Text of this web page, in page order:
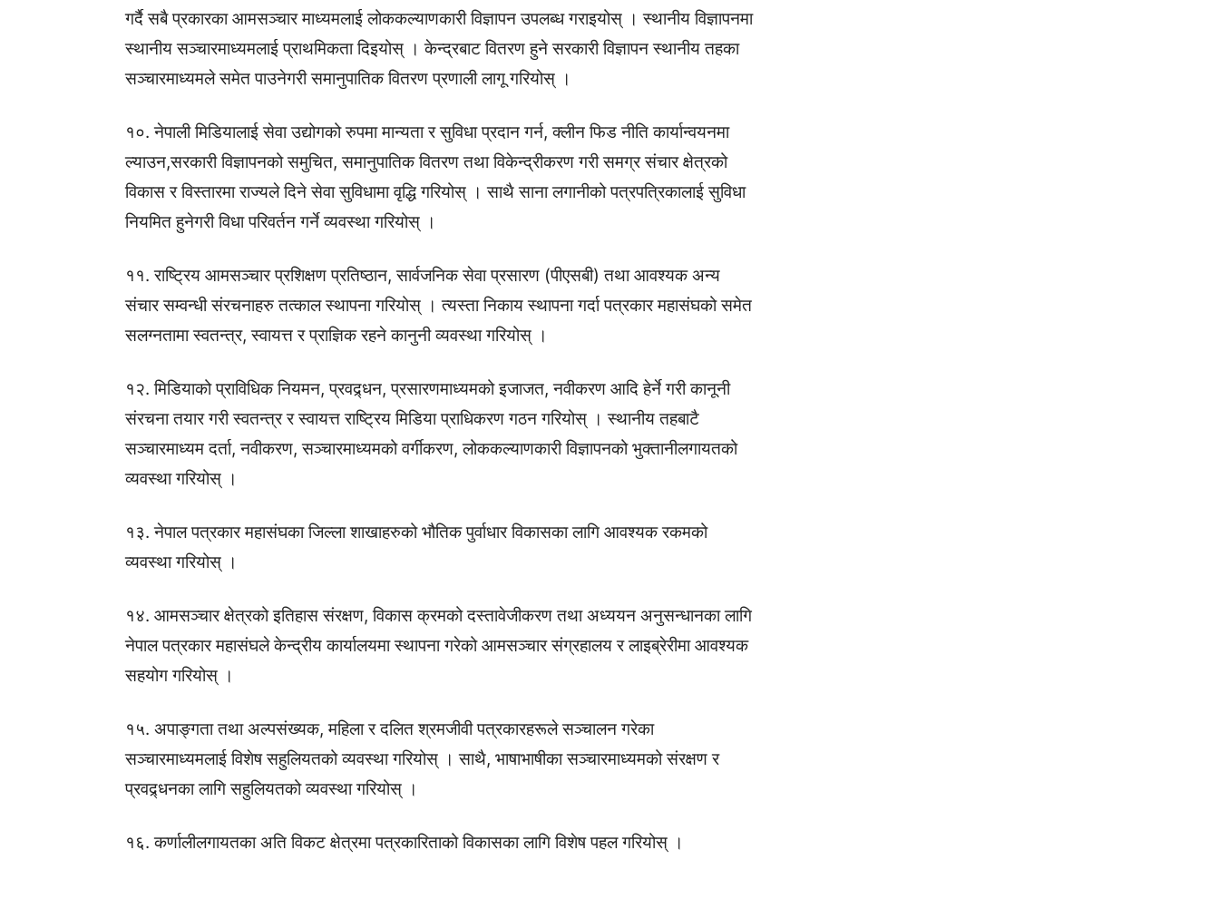
गर्दै सबै प्रकारका आमसञ्चार माध्यमलाई लोककल्याणकारी विज्ञापन उपलब्ध गराइयोस् । स्थानीय विज्ञापनमा
स्थानीय सञ्चारमाध्यमलाई प्राथमिकता दिइयोस् । केन्द्रबाट वितरण हुने सरकारी विज्ञापन स्थानीय तहका
सञ्चारमाध्यमले समेत पाउनेगरी समानुपातिक वितरण प्रणाली लागू गरियोस् ।
१०. नेपाली मिडियालाई सेवा उद्योगको रुपमा मान्यता र सुविधा प्रदान गर्न, क्लीन फिड नीति कार्यान्वयनमा
ल्याउन,सरकारी विज्ञापनको समुचित, समानुपातिक वितरण तथा विकेन्द्रीकरण गरी समग्र संचार क्षेत्रको
विकास र विस्तारमा राज्यले दिने सेवा सुविधामा वृद्धि गरियोस् । साथै साना लगानीको पत्रपत्रिकालाई सुविधा
नियमित हुनेगरी विधा परिवर्तन गर्ने व्यवस्था गरियोस् ।
११. राष्ट्रिय आमसञ्चार प्रशिक्षण प्रतिष्ठान, सार्वजनिक सेवा प्रसारण (पीएसबी) तथा आवश्यक अन्य
संचार सम्वन्धी संरचनाहरु तत्काल स्थापना गरियोस् । त्यस्ता निकाय स्थापना गर्दा पत्रकार महासंघको समेत
सलग्नतामा स्वतन्त्र, स्वायत्त र प्राज्ञिक रहने कानुनी व्यवस्था गरियोस् ।
१२. मिडियाको प्राविधिक नियमन, प्रवद्र्धन, प्रसारणमाध्यमको इजाजत, नवीकरण आदि हेर्ने गरी कानूनी
संरचना तयार गरी स्वतन्त्र र स्वायत्त राष्ट्रिय मिडिया प्राधिकरण गठन गरियोस् । स्थानीय तहबाटै
सञ्चारमाध्यम दर्ता, नवीकरण, सञ्चारमाध्यमको वर्गीकरण, लोककल्याणकारी विज्ञापनको भुक्तानीलगायतको
व्यवस्था गरियोस् ।
१३. नेपाल पत्रकार महासंघका जिल्ला शाखाहरुको भौतिक पुर्वाधार विकासका लागि आवश्यक रकमको
व्यवस्था गरियोस् ।
१४. आमसञ्चार क्षेत्रको इतिहास संरक्षण, विकास क्रमको दस्तावेजीकरण तथा अध्ययन अनुसन्धानका लागि
नेपाल पत्रकार महासंघले केन्द्रीय कार्यालयमा स्थापना गरेको आमसञ्चार संग्रहालय र लाइब्रेरीमा आवश्यक
सहयोग गरियोस् ।
१५. अपाङ्गता तथा अल्पसंख्यक, महिला र दलित श्रमजीवी पत्रकारहरूले सञ्चालन गरेका
सञ्चारमाध्यमलाई विशेष सहुलियतको व्यवस्था गरियोस् । साथै, भाषाभाषीका सञ्चारमाध्यमको संरक्षण र
प्रवद्र्धनका लागि सहुलियतको व्यवस्था गरियोस् ।
१६. कर्णालीलगायतका अति विकट क्षेत्रमा पत्रकारिताको विकासका लागि विशेष पहल गरियोस् ।